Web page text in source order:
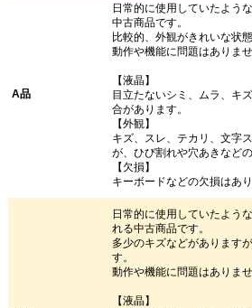
A品
日常的に使用していたよう
中古商品です。
比較的、外観がきれいな状
動作や機能に問題はありませ
【液晶】
目立たないシミ、ムラ、キ
合があります。
【外観】
キズ、スレ、テカリ、文字
が、ひび割れや穴あきなど
【欠損】
キーボードなどの欠損はあり
日常的に使用していたよう
れる中古商品です。
多少のキズなどがあります
す。
動作や機能に問題はありませ
【液晶】